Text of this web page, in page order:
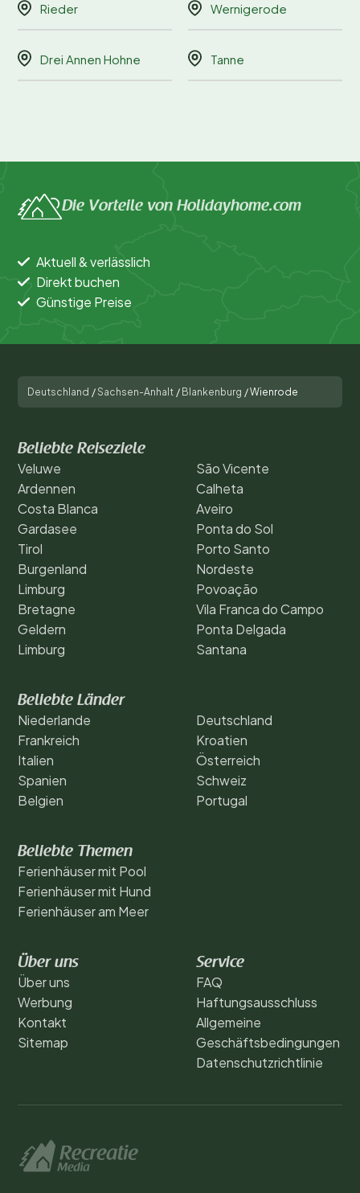
Rieder Wernigerode
Drei Annen Hohne Tanne
Die Vorteile von Holidayhome.com
Aktuell & verlässlich
Direkt buchen
Günstige Preise
Deutschland /Sachsen-Anhalt / Blankenburg /Wienrode
Beliebte Reiseziele
Veluwe
Ardennen
Costa Blanca
Gardasee
Tirol
Burgenland
Limburg
Bretagne
Geldern
Limburg
São Vicente
Calheta
Aveiro
Ponta do Sol
Porto Santo
Nordeste
Povoação
Vila Franca do Campo
Ponta Delgada
Santana
Beliebte Länder
Niederlande
Frankreich
Italien
Spanien
Belgien
Deutschland
Kroatien
Österreich
Schweiz
Portugal
Beliebte Themen
Ferienhäuser mit Pool
Ferienhäuser mit Hund
Ferienhäuser am Meer
Über uns
Über uns
Werbung
Kontakt
Sitemap
Service
FAQ
Haftungsausschluss
Allgemeine
Geschäftsbedingungen
Datenschutzrichtlinie